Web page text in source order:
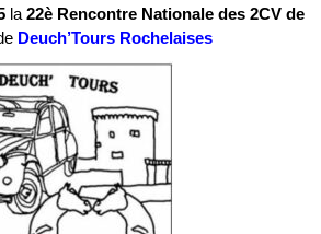
la22è Rencontre Nationale des 2CV de
Deuch’Tours Rochelaises